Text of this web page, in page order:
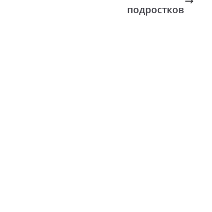
подростков